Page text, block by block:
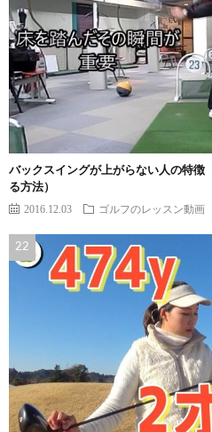
バックスイングが上がらない人の特徴
る方法）
2016.12.03 ゴルフのレッスン動画